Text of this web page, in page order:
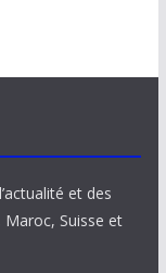
et des
Suisse et